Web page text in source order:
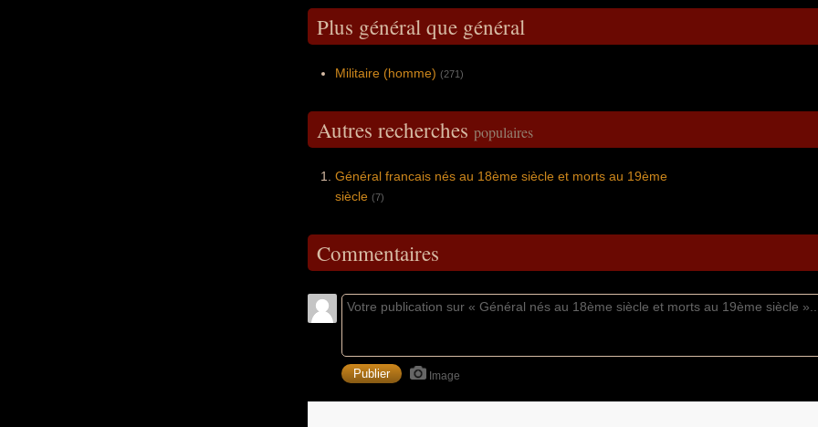
Plus général que général
Militaire (homme) (271)
Autres recherches populaires
Général francais nés au 18ème siècle et morts au 19ème
siècle (7)
Commentaires
Image